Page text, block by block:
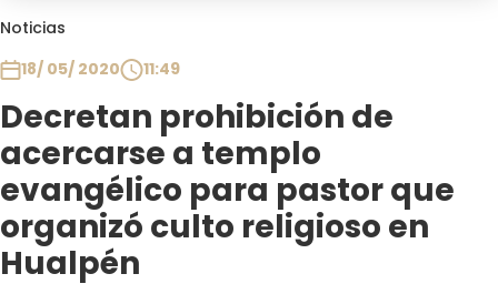
Noticias
18/ 05/ 2020
11:49
Decretan prohibición de
acercarse a templo
evangélico para pastor que
organizó culto religioso en
Hualpén
Plan Perfecto
El Tiempo
Sabingo
Todos Los Programas